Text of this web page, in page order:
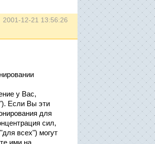
2001-12-21 13:56:26
у Вас,
Если Вы эти
для
сил,
всех") могут
ими на